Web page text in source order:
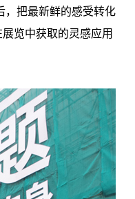
，把最新鲜的感受转化
览中获取的灵感应用